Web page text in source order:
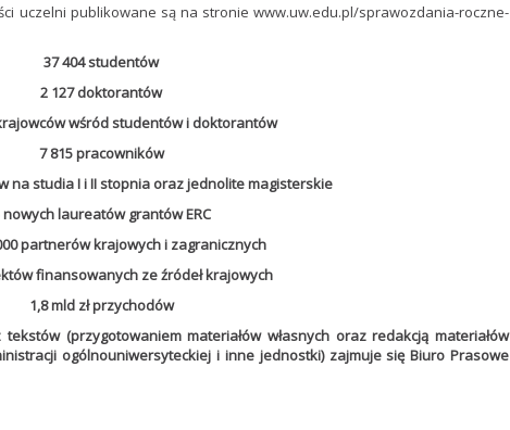
uczelni publikowane są na stronie www.uw.edu.pl/sprawozdania-roczne-
37 404 studentów
2 127 doktorantów
wśród studentów i doktorantów
7 815 pracowników
na studia I i II stopnia oraz jednolite magisterskie
nowych laureatów grantów ERC
partnerów krajowych i zagranicznych
finansowanych ze źródeł krajowych
1,8 mld zł przychodów
(przygotowaniem materiałów własnych oraz redakcją materiałów
ogólnouniwersyteckiej i inne jednostki) zajmuje się Biuro Prasowe